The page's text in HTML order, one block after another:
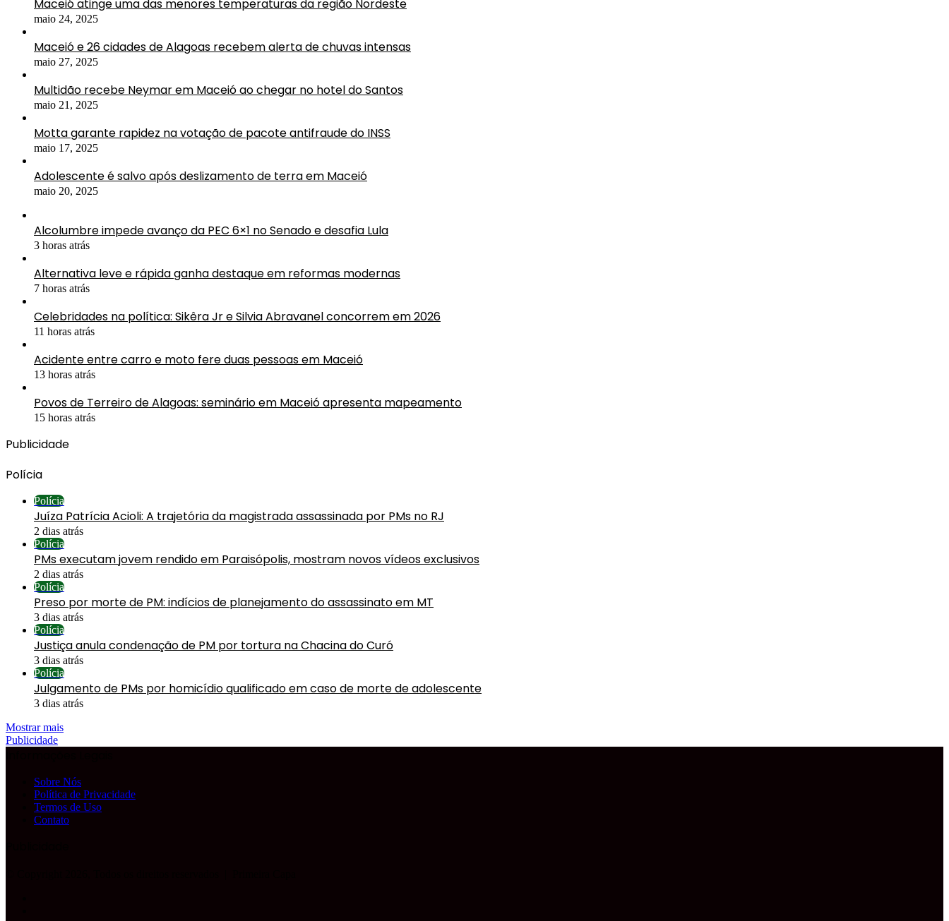
Maceió atinge uma das menores temperaturas da região Nordeste
maio 24, 2025
Maceió e 26 cidades de Alagoas recebem alerta de chuvas intensas
maio 27, 2025
Multidão recebe Neymar em Maceió ao chegar no hotel do Santos
maio 21, 2025
Motta garante rapidez na votação de pacote antifraude do INSS
maio 17, 2025
Adolescente é salvo após deslizamento de terra em Maceió
maio 20, 2025
Alcolumbre impede avanço da PEC 6×1 no Senado e desafia Lula
3 horas atrás
Alternativa leve e rápida ganha destaque em reformas modernas
7 horas atrás
Celebridades na política: Sikêra Jr e Silvia Abravanel concorrem em 2026
11 horas atrás
Acidente entre carro e moto fere duas pessoas em Maceió
13 horas atrás
Povos de Terreiro de Alagoas: seminário em Maceió apresenta mapeamento
15 horas atrás
Publicidade
Polícia
Polícia
Juíza Patrícia Acioli: A trajetória da magistrada assassinada por PMs no RJ
2 dias atrás
Polícia
PMs executam jovem rendido em Paraisópolis, mostram novos vídeos exclusivos
2 dias atrás
Polícia
Preso por morte de PM: indícios de planejamento do assassinato em MT
3 dias atrás
Polícia
Justiça anula condenação de PM por tortura na Chacina do Curó
3 dias atrás
Polícia
Julgamento de PMs por homicídio qualificado em caso de morte de adolescente
3 dias atrás
Mostrar mais
Publicidade
Sobre Nós
Política de Privacidade
Termos de Uso
Contato